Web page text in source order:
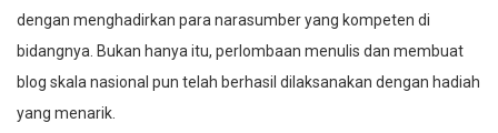
dengan menghadirkan para narasumber yang kompeten di
bidangnya. Bukan hanya itu, perlombaan menulis dan membuat
blog skala nasional pun telah berhasil dilaksanakan dengan hadiah
yang menarik.